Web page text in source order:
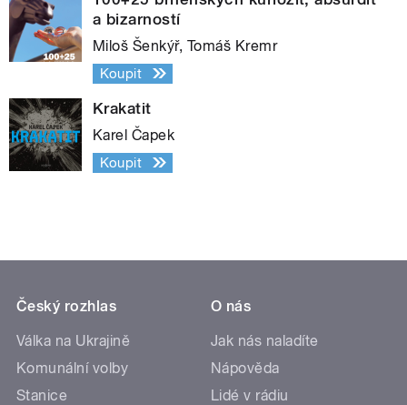
a bizarností
Miloš Šenkýř, Tomáš Kremr
Koupit
Krakatit
Karel Čapek
Koupit
Český rozhlas
Válka na Ukrajině
Komunální volby
Stanice
O nás
Jak nás naladíte
Nápověda
Lidé v rádiu